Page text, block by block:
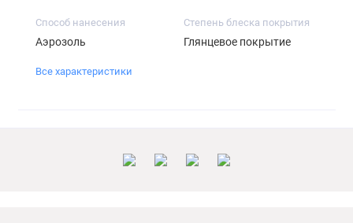
Способ нанесения
Аэрозоль
Степень блеска покрытия
Глянцевое покрытие
Все характеристики